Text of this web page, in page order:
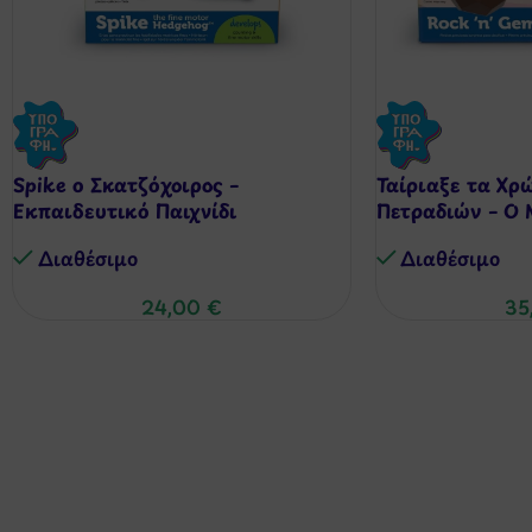
Spike ο Σκατζόχοιρος –
Εκπαιδευτικό Παιχνίδι
Διαθέσιμo
24,00 €
Ταίριαξε τα
Πετραδιών – Ο
Διαθέσιμo